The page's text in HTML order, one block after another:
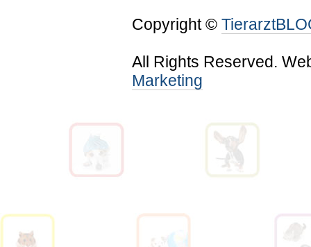
Copyright ©
All Rights Reserved.
Marketing